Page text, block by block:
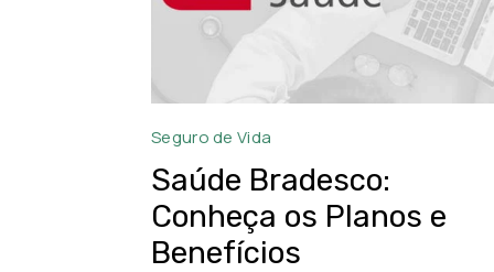
Saúde
Bradesco
Seguro de Vida
Saúde Bradesco:
Conheça os Planos e
Benefícios